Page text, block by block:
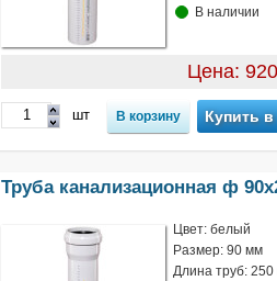
В наличии
Цена:
шт Купить в
Труба канализационная ф
Цвет: белый
Размер: 90 мм
Длина труб: